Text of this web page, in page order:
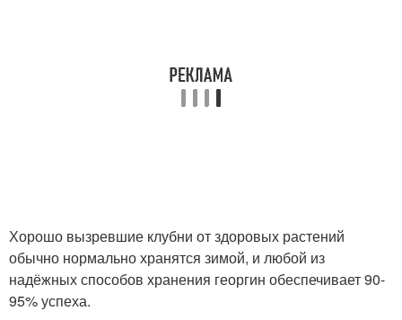
Хорошо вызревшие клубни от здоровых растений
обычно нормально хранятся зимой, и любой из
надёжных способов хранения георгин обеспечивает 90-
95% успеха.